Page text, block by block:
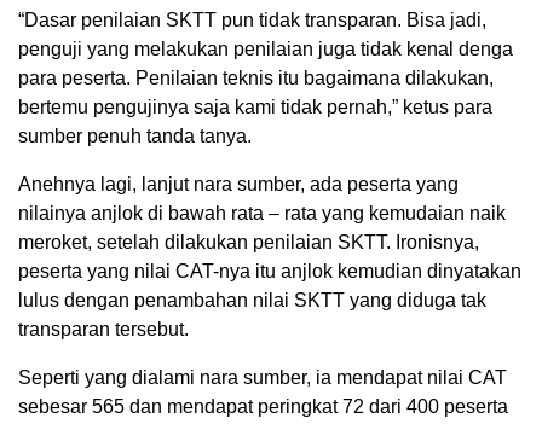
“Dasar penilaian SKTT pun tidak transparan. Bisa jadi,
penguji yang melakukan penilaian juga tidak kenal denga
para peserta. Penilaian teknis itu bagaimana dilakukan,
bertemu pengujinya saja kami tidak pernah,” ketus para
sumber penuh tanda tanya.
Anehnya lagi, lanjut nara sumber, ada peserta yang
nilainya anjlok di bawah rata – rata yang kemudaian naik
meroket, setelah dilakukan penilaian SKTT. Ironisnya,
peserta yang nilai CAT-nya itu anjlok kemudian dinyatakan
lulus dengan penambahan nilai SKTT yang diduga tak
transparan tersebut.
Seperti yang dialami nara sumber, ia mendapat nilai CAT
sebesar 565 dan mendapat peringkat 72 dari 400 peserta